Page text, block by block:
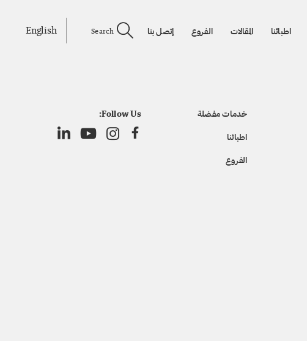
اطبائنا المقالات الفروع إتصل بنا Search
English
خدمات مفضلة
اطبائنا
الفروع
Follow Us: